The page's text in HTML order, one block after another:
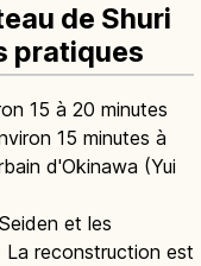
de Shuri
pratiques
15 à 20 minutes
15 minutes à
d'Okinawa (Yui
et les
reconstruction est